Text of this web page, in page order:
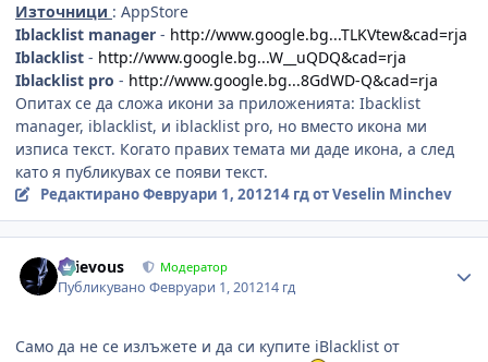
Източници : AppStore
Iblacklist manager - http://www.google.bg...TLKVtew&cad=rja
Iblacklist - http://www.google.bg...W__uQDQ&cad=rja
Iblacklist pro - http://www.google.bg...8GdWD-Q&cad=rja
Опитах се да сложа икони за приложенията: Ibacklist
manager, iblacklist, и iblacklist pro, но вместо икона ми
изписа текст. Когато правих темата ми даде икона, а след
като я публикувах се появи текст.
РедактираноФевруари 1, 201214 гдот Veselin Minchev
Grievous Модератор
ПубликуваноФевруари 1, 201214 гд
Само да не се излъжете и да си купите iBlacklist от